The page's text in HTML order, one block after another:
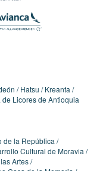
Hatsu
Kreanta
de Licores de Antioquia
de la República
Cultural de Moravia
Artes